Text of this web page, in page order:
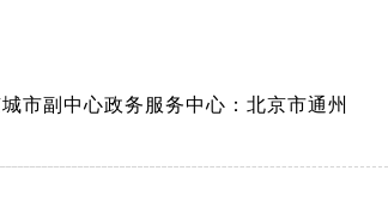
市副中心政务服务中心：北京市通州